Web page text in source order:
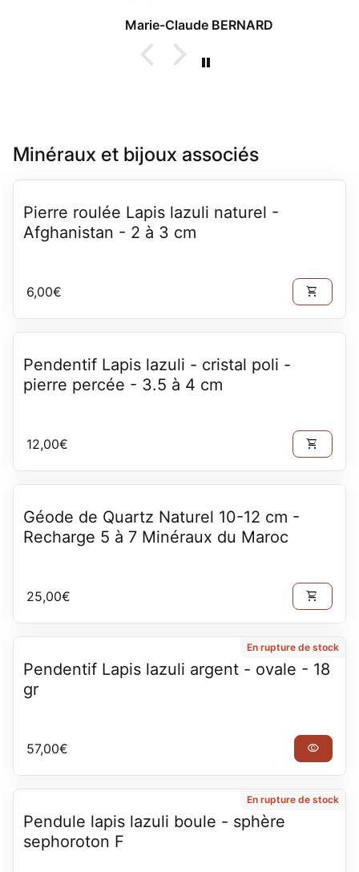
Marie-Claude BERNARD
Minéraux et bijoux associés
Pierre roulée Lapis lazuli naturel -
Afghanistan - 2 à 3 cm
Prix normal
6,00€ shopping_cart
Pendentif Lapis lazuli - cristal poli -
pierre percée - 3.5 à 4 cm
Prix normal
12,00€ shopping_cart
Géode de Quartz Naturel 10-12 cm -
Recharge 5 à 7 Minéraux du Maroc
Prix normal
25,00€ shopping_cart
En rupture de stock
Pendentif Lapis lazuli argent - ovale - 18
gr
Prix normal
57,00€ visibility
En rupture de stock
Pendule lapis lazuli boule - sphère
sephoroton F